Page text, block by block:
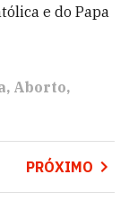
e do Papa
Aborto
PRÓXIMO